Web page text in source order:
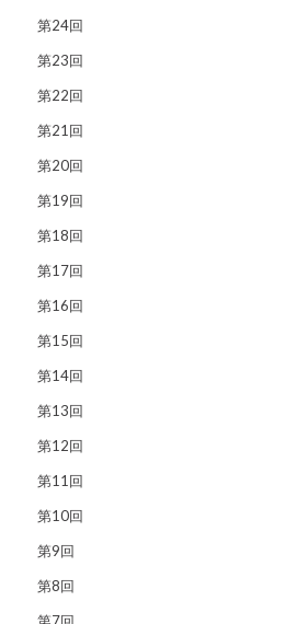
第24回
第23回
第22回
第21回
第20回
第19回
第18回
第17回
第16回
第15回
第14回
第13回
第12回
第11回
第10回
第9回
第8回
第7回